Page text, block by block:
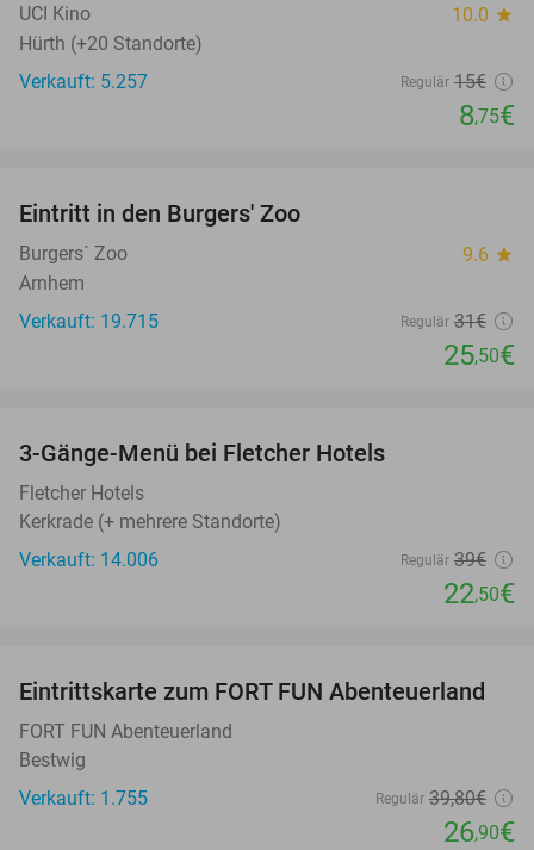
UCI Kino 10.0 star
Hürth (+20 Standorte)
Verkauft: 5.257
Regulär 15€
8,75€
Eintritt in den Burgers' Zoo
Burgers´ Zoo 9.6 star
Arnhem
Verkauft: 19.715
Regulär 31€
25,50€
3-Gänge-Menü bei Fletcher Hotels
Fletcher Hotels
Kerkrade (+ mehrere Standorte)
Verkauft: 14.006
Regulär 39€
22,50€
32%
Eintrittskarte zum FORT FUN Abenteuerland
FORT FUN Abenteuerland
Bestwig
Verkauft: 1.755
Regulär 39,80€
26,90€